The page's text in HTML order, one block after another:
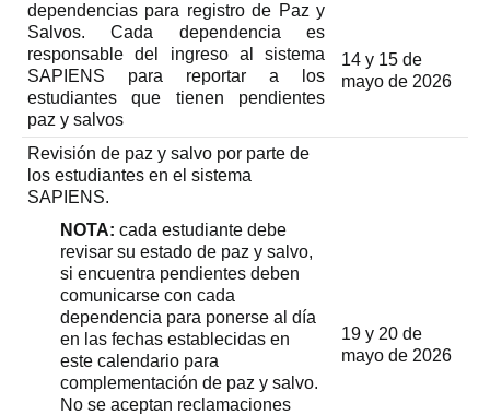
dependencias para registro de Paz y
Salvos. Cada dependencia es
responsable del ingreso al sistema
SAPIENS para reportar a los
estudiantes que tienen pendientes
paz y salvos
14 y 15 de
mayo de 2026
Revisión de paz y salvo por parte de
los estudiantes en el sistema
SAPIENS.
NOTA: cada estudiante debe
revisar su estado de paz y salvo,
si encuentra pendientes deben
comunicarse con cada
dependencia para ponerse al día
en las fechas establecidas en
este calendario para
complementación de paz y salvo.
No se aceptan reclamaciones
19 y 20 de
mayo de 2026